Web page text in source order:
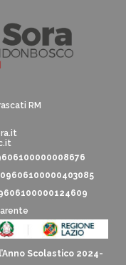
RM
Scolastico 2024-